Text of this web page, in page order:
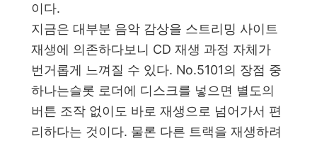
이다.
지금은 대부분 음악 감상을 스트리밍 사이트
재생에 의존하다보니 CD 재생 과정 자체가
번거롭게 느껴질 수 있다. No.5101의 장점 중
하나는슬롯 로더에 디스크를 넣으면 별도의
버튼 조작 없이도 바로 재생으로 넘어가서 편
리하다는 것이다. 물론 다른 트랙을 재생하려